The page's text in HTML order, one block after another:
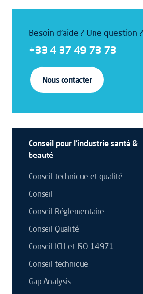
Besoin d'aide ? Une question ?
+33 4 37 49 73 73
Nous contacter
Conseil pour l'industrie santé &
beauté
Conseil technique et qualité
Conseil
Conseil Réglementaire
Conseil Qualité
Conseil ICH et ISO 14971
Conseil technique
Gap Analysis